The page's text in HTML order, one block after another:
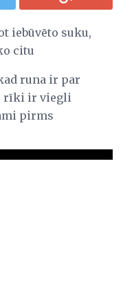
iebūvēto suku,
citu
runa ir par
rīki ir viegli
pirms